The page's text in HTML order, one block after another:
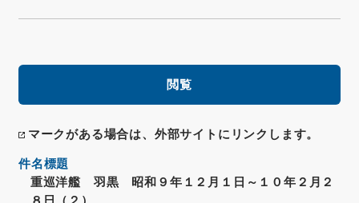
閲覧
マークがある場合は、外部サイトにリンクします。
件名標題
重巡洋艦 羽黒 昭和９年１２月１日～１０年２月２